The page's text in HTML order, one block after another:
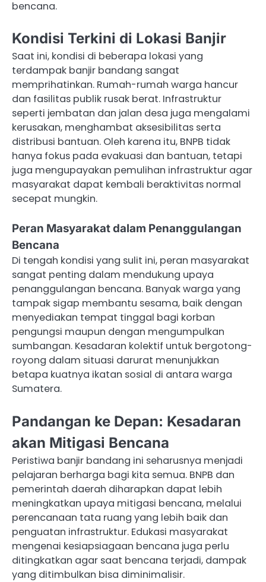
bencana.
Kondisi Terkini di Lokasi Banjir
Saat ini, kondisi di beberapa lokasi yang
terdampak banjir bandang sangat
memprihatinkan. Rumah-rumah warga hancur
dan fasilitas publik rusak berat. Infrastruktur
seperti jembatan dan jalan desa juga mengalami
kerusakan, menghambat aksesibilitas serta
distribusi bantuan. Oleh karena itu, BNPB tidak
hanya fokus pada evakuasi dan bantuan, tetapi
juga mengupayakan pemulihan infrastruktur agar
masyarakat dapat kembali beraktivitas normal
secepat mungkin.
Peran Masyarakat dalam Penanggulangan
Bencana
Di tengah kondisi yang sulit ini, peran masyarakat
sangat penting dalam mendukung upaya
penanggulangan bencana. Banyak warga yang
tampak sigap membantu sesama, baik dengan
menyediakan tempat tinggal bagi korban
pengungsi maupun dengan mengumpulkan
sumbangan. Kesadaran kolektif untuk bergotong-
royong dalam situasi darurat menunjukkan
betapa kuatnya ikatan sosial di antara warga
Sumatera.
Pandangan ke Depan: Kesadaran
akan Mitigasi Bencana
Peristiwa banjir bandang ini seharusnya menjadi
pelajaran berharga bagi kita semua. BNPB dan
pemerintah daerah diharapkan dapat lebih
meningkatkan upaya mitigasi bencana, melalui
perencanaan tata ruang yang lebih baik dan
penguatan infrastruktur. Edukasi masyarakat
mengenai kesiapsiagaan bencana juga perlu
ditingkatkan agar saat bencana terjadi, dampak
yang ditimbulkan bisa diminimalisir.